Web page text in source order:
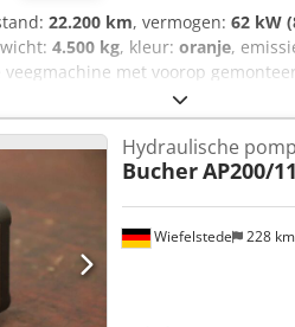
22.200 km, vermogen: 62 kW
4.500 kg, kleur: oranje,
met voorop
* Fabrikant: Bucher * Model:
Zijborstel rechts * Voorste borstel
kunt u ons bereiken op de
vergissingen en tussenverkoop
Wiefelstede 228
Hydraulische
BucherAP200/